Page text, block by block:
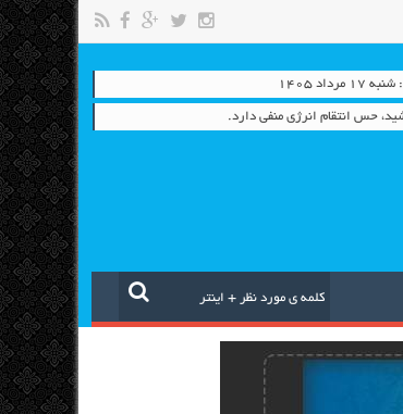
۱۴۰۵
حس انتقام انرژی منفی دارد.